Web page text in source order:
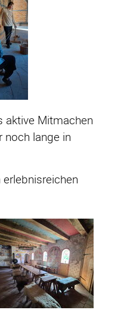
aktive Mitmachen
noch lange in